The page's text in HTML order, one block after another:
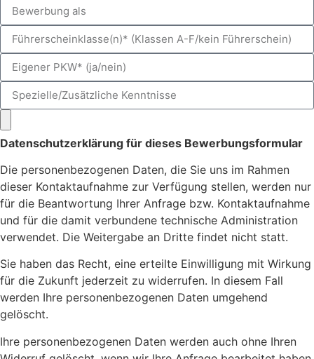
Datenschutzerklärung für dieses Bewerbungsformular
Die personenbezogenen Daten, die Sie uns im Rahmen
dieser Kontaktaufnahme zur Verfügung stellen, werden nur
für die Beantwortung Ihrer Anfrage bzw. Kontaktaufnahme
und für die damit verbundene technische Administration
verwendet. Die Weitergabe an Dritte findet nicht statt.
Sie haben das Recht, eine erteilte Einwilligung mit Wirkung
für die Zukunft jederzeit zu widerrufen. In diesem Fall
werden Ihre personenbezogenen Daten umgehend
gelöscht.
Ihre personenbezogenen Daten werden auch ohne Ihren